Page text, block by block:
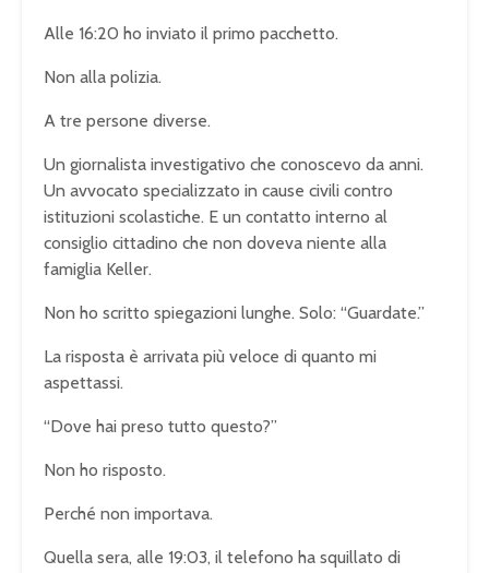
Alle 16:20 ho inviato il primo pacchetto.
Non alla polizia.
A tre persone diverse.
Un giornalista investigativo che conoscevo da anni.
Un avvocato specializzato in cause civili contro
istituzioni scolastiche. E un contatto interno al
consiglio cittadino che non doveva niente alla
famiglia Keller.
Non ho scritto spiegazioni lunghe. Solo: “Guardate.”
La risposta è arrivata più veloce di quanto mi
aspettassi.
“Dove hai preso tutto questo?”
Non ho risposto.
Perché non importava.
Quella sera, alle 19:03, il telefono ha squillato di